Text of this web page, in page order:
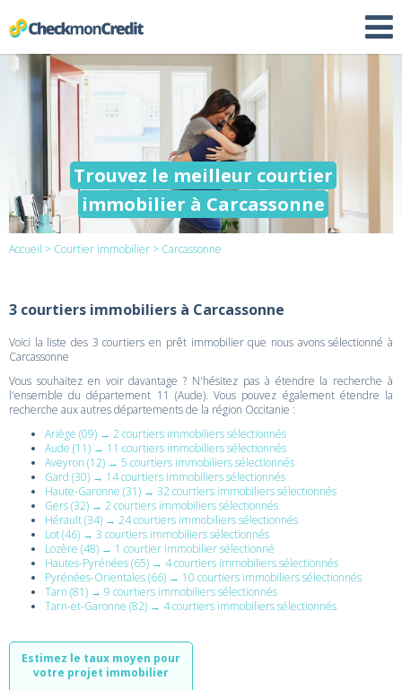
Trouvez le meilleur courtier
immobilier à Carcassonne
Accueil > Courtier immobilier > Carcassonne
3 courtiers immobiliers à Carcassonne
Voici la liste des 3 courtiers en prêt immobilier que nous avons sélectionné à
Carcassonne
Vous souhaitez en voir davantage ? N'hésitez pas à étendre la recherche à
l'ensemble du département 11 (Aude). Vous pouvez également étendre la
recherche aux autres départements de la région Occitanie :
Ariège (09) → 2 courtiers immobiliers sélectionnés
Aude (11) → 11 courtiers immobiliers sélectionnés
Aveyron (12) → 5 courtiers immobiliers sélectionnés
Gard (30) → 14 courtiers immobiliers sélectionnés
Haute-Garonne (31) → 32 courtiers immobiliers sélectionnés
Gers (32) → 2 courtiers immobiliers sélectionnés
Hérault (34) → 24 courtiers immobiliers sélectionnés
Lot (46) → 3 courtiers immobiliers sélectionnés
Lozère (48) → 1 courtier immobilier sélectionné
Hautes-Pyrénées (65) → 4 courtiers immobiliers sélectionnés
Pyrénées-Orientales (66) → 10 courtiers immobiliers sélectionnés
Tarn (81) → 9 courtiers immobiliers sélectionnés
Tarn-et-Garonne (82) → 4 courtiers immobiliers sélectionnés
Estimez le taux moyen pour
votre projet immobilier